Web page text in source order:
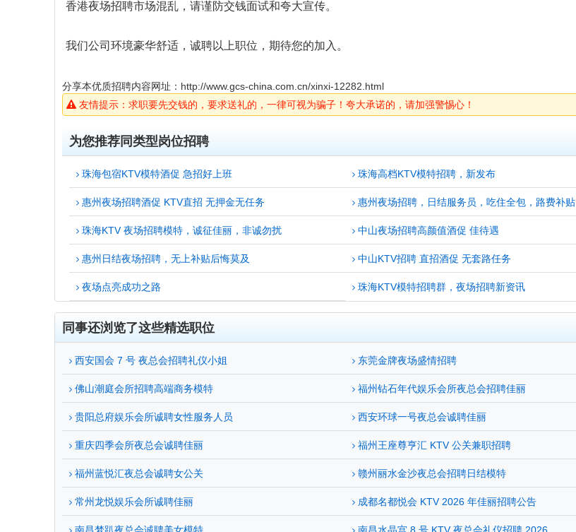
香港夜场招聘市场混乱，请谨防交钱面试和夸大宣传。
我们公司环境豪华舒适，诚聘以上职位，期待您的加入。
分享本优质招聘内容网址： http://www.gcs-china.com.cn/xinxi-12282.html
友情提示：求职要先交钱的，要求送礼的，一律可视为骗子！夸大承诺的，请加强警惕心！
为您推荐同类型岗位招聘
珠海包宿KTV模特酒促 急招好上班 珠海高档KTV模特招聘，新发布
惠州夜场招聘酒促 KTV直招 无押金无任务 惠州夜场招聘，日结服务员，吃住全包，路费补贴
珠海KTV 夜场招聘模特，诚征佳丽，非诚勿扰 中山夜场招聘高颜值酒促 佳待遇
惠州日结夜场招聘，无上补贴后悔莫及 中山KTV招聘 直招酒促 无套路任务
夜场点亮成功之路 珠海KTV模特招聘群，夜场招聘新资讯
同事还浏览了这些精选职位
西安国会 7 号 夜总会招聘礼仪小姐 东莞金牌夜场盛情招聘
佛山潮庭会所招聘高端商务模特 福州钻石年代娱乐会所夜总会招聘佳丽
贵阳总府娱乐会所诚聘女性服务人员 西安环球一号夜总会诚聘佳丽
重庆四季会所夜总会诚聘佳丽 福州王座尊亨汇 KTV 公关兼职招聘
福州蓝悦汇夜总会诚聘女公关 赣州丽水金沙夜总会招聘日结模特
常州龙悦娱乐会所诚聘佳丽 成都名都悦会 KTV 2026 年佳丽招聘公告